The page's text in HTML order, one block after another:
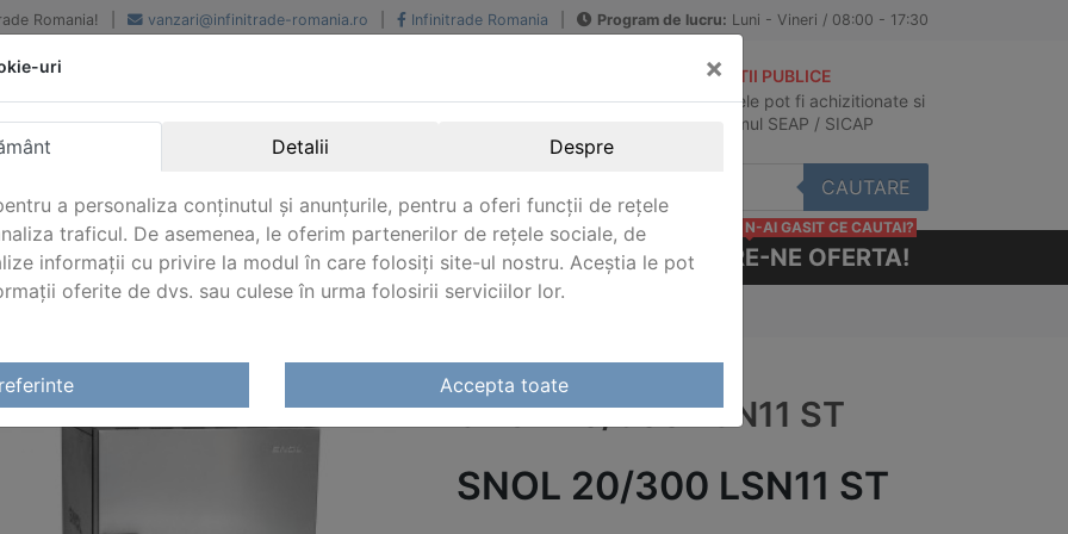
Romania! vanzari@infinitrade-romania.ro Infinitrade Romania Program de lucru: Luni - Vineri / 08:00 - 17:30
renume
National si international
Livrari din stoc intern sau
ACHIZITII PUBLICE
Produsele pot fi achizitionate si
in sistemul SEAP / SICAP
CAUTARE
CERE-NE OFERTA!
N-AI GASIT CE CAUTAI?
calcinare
SNOL 20/300 LSN11 ST
SNOL 20/300 LSN11 ST
uri ×
Detalii Despre
a personaliza conținutul și anunțurile, pentru a oferi funcții de rețele
traficul. De asemenea, le oferim partenerilor de rețele sociale, de
informații cu privire la modul în care folosiți site-ul nostru. Aceștia le pot
oferite de dvs. sau culese în urma folosirii serviciilor lor.
Accepta toate